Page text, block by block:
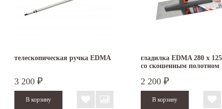
телескопическая ручка EDMA
3 200 ₽
гладилка EDMA 280 х
со скошенным полотном
2 200 ₽